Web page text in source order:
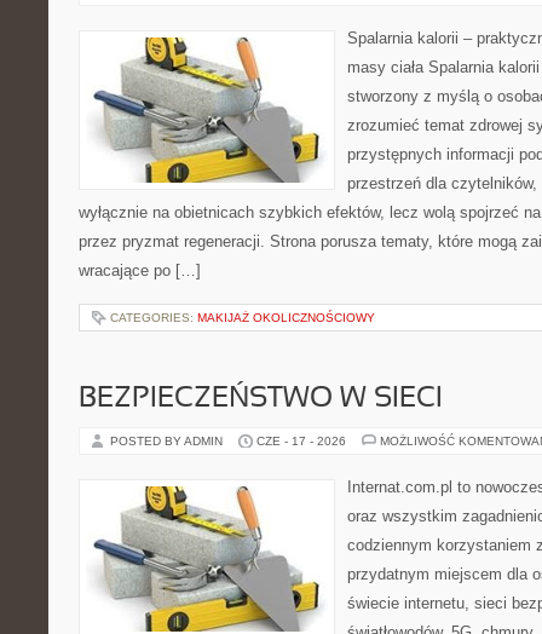
Spalarnia kalorii –
masy ciała Spalarnia
stworzony z myślą o
zrozumieć temat zdrowej
przystępnych informacji
przestrzeń dla
wyłącznie na obietnicach szybkich efektów, lecz wolą spojrzeć
przez pryzmat regeneracji. Strona porusza tematy, które mogą
wracające po […]
CATEGORIES: MAKIJAŻ OKOLICZNOŚCIOWY
BEZPIECZEŃSTWO W SIECI
POSTED BY ADMIN CZE - 17 - 2026 MOŻLIWOŚĆ
Internat.com.pl to
oraz wszystkim
codziennym korzystaniem
przydatnym miejscem dla
świecie internetu, sieci